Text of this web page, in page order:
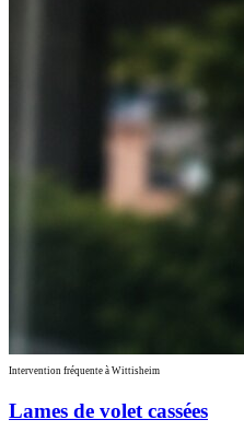
Intervention fréquente à Wittisheim
Lames de volet cassées